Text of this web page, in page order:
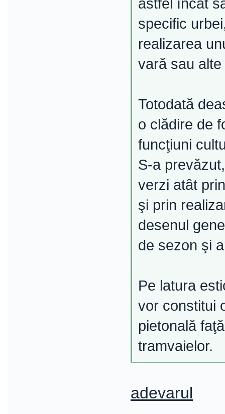
astfel încât
specific
realizarea
vară sau
Totodată
o clădire de
funcţiuni
S-a
verzi atât
şi prin
desenul
de sezon şi
Pe latura
vor constitui
pietonală
tramvaielor.
adevarul